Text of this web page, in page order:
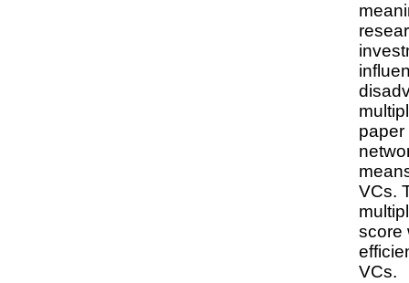
paper
VCs.
score
VCs.